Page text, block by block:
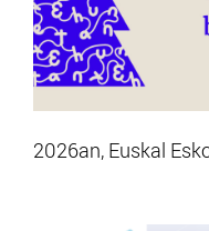
2026an, Euskal